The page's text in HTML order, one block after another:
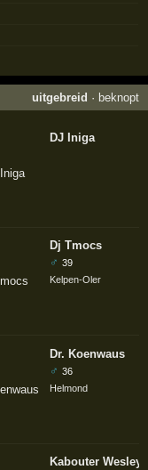
uitgebreid · beknopt
DJ Iniga
Dj Tmocs
♂ 39
Kelpen-Oler
Dr. Koenwaus
♂ 36
Helmond
Kabouter Wesley